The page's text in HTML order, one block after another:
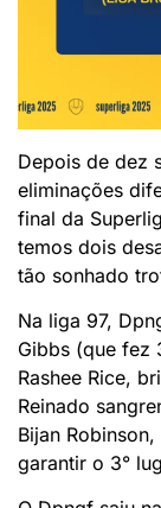
Depois de dez
eliminações
final da
temos dois
tão sonhado
Na liga 97,
Gibbs (que fez
Rashee Rice,
Reinado
Bijan
garantir o 3°